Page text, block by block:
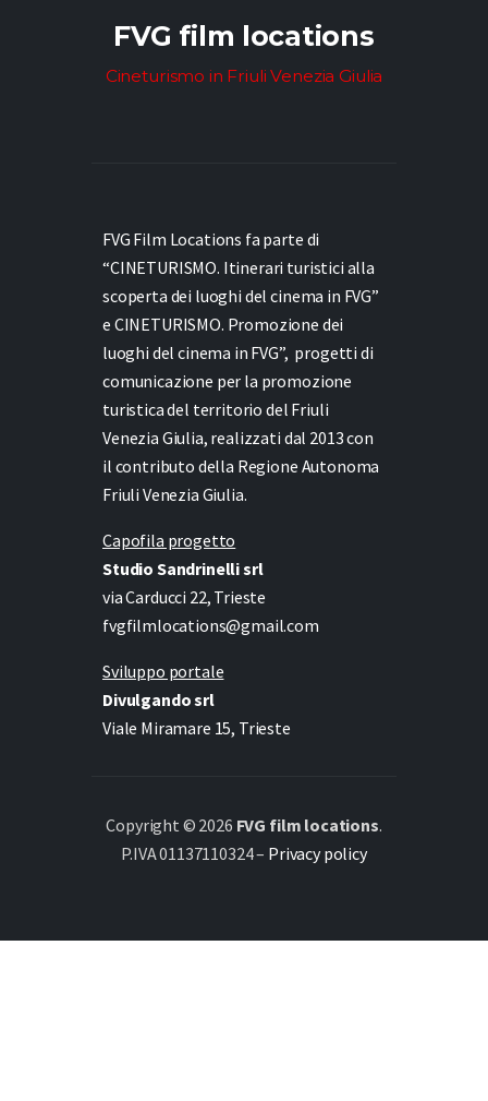
FVG film locations
Cineturismo in Friuli Venezia Giulia
FVG Film Locations fa parte di
“CINETURISMO. Itinerari turistici alla
scoperta dei luoghi del cinema in FVG”
e CINETURISMO. Promozione dei
luoghi del cinema in FVG”, progetti di
comunicazione per la promozione
turistica del territorio del Friuli
Venezia Giulia, realizzati dal 2013 con
il contributo della Regione Autonoma
Friuli Venezia Giulia.
Capofila progetto
Studio Sandrinelli srl
via Carducci 22, Trieste
fvgfilmlocations@gmail.com
Sviluppo portale
Divulgando srl
Viale Miramare 15, Trieste
Copyright © 2026 FVG film locations.
P.IVA 01137110324 – Privacy policy